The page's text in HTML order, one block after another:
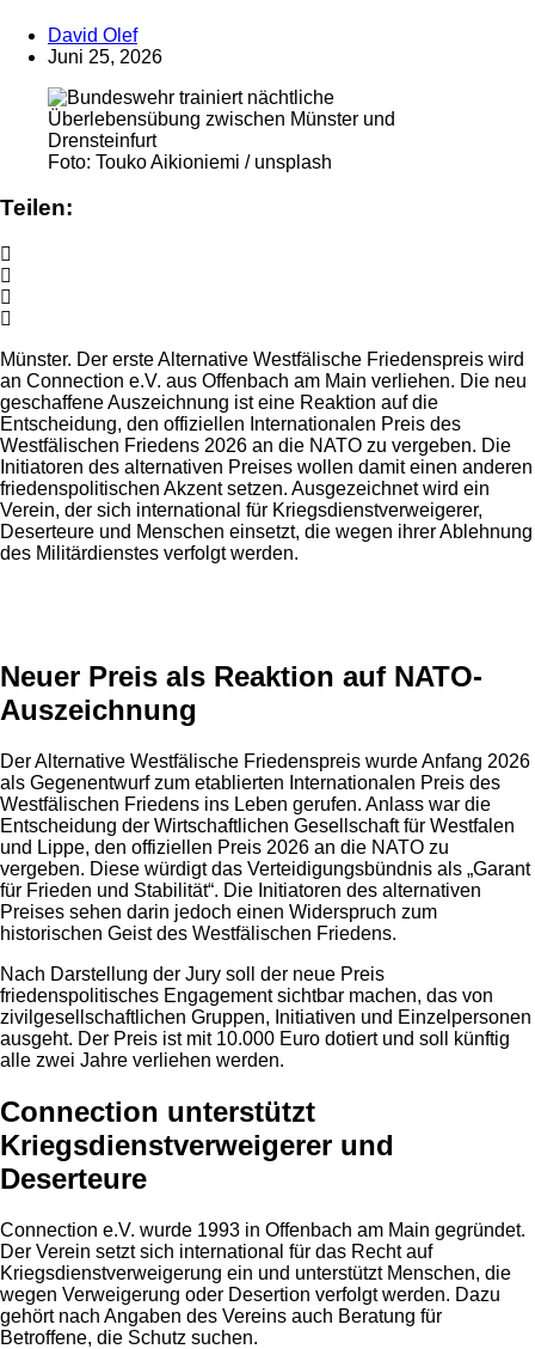
David Olef
Juni 25, 2026
Foto: Touko Aikioniemi / unsplash
Teilen:
Münster. Der erste Alternative Westfälische Friedenspreis wird
an Connection e.V. aus Offenbach am Main verliehen. Die neu
geschaffene Auszeichnung ist eine Reaktion auf die
Entscheidung, den offiziellen Internationalen Preis des
Westfälischen Friedens 2026 an die NATO zu vergeben. Die
Initiatoren des alternativen Preises wollen damit einen anderen
friedenspolitischen Akzent setzen. Ausgezeichnet wird ein
Verein, der sich international für Kriegsdienstverweigerer,
Deserteure und Menschen einsetzt, die wegen ihrer Ablehnung
des Militärdienstes verfolgt werden.
Neuer Preis als Reaktion auf NATO-
Auszeichnung
Der Alternative Westfälische Friedenspreis wurde Anfang 2026
als Gegenentwurf zum etablierten Internationalen Preis des
Westfälischen Friedens ins Leben gerufen. Anlass war die
Entscheidung der Wirtschaftlichen Gesellschaft für Westfalen
und Lippe, den offiziellen Preis 2026 an die NATO zu
vergeben. Diese würdigt das Verteidigungsbündnis als „Garant
für Frieden und Stabilität“. Die Initiatoren des alternativen
Preises sehen darin jedoch einen Widerspruch zum
historischen Geist des Westfälischen Friedens.
Nach Darstellung der Jury soll der neue Preis
friedenspolitisches Engagement sichtbar machen, das von
zivilgesellschaftlichen Gruppen, Initiativen und Einzelpersonen
ausgeht. Der Preis ist mit 10.000 Euro dotiert und soll künftig
alle zwei Jahre verliehen werden.
Connection unterstützt
Kriegsdienstverweigerer und
Deserteure
Connection e.V. wurde 1993 in Offenbach am Main gegründet.
Der Verein setzt sich international für das Recht auf
Kriegsdienstverweigerung ein und unterstützt Menschen, die
wegen Verweigerung oder Desertion verfolgt werden. Dazu
gehört nach Angaben des Vereins auch Beratung für
Betroffene, die Schutz suchen.